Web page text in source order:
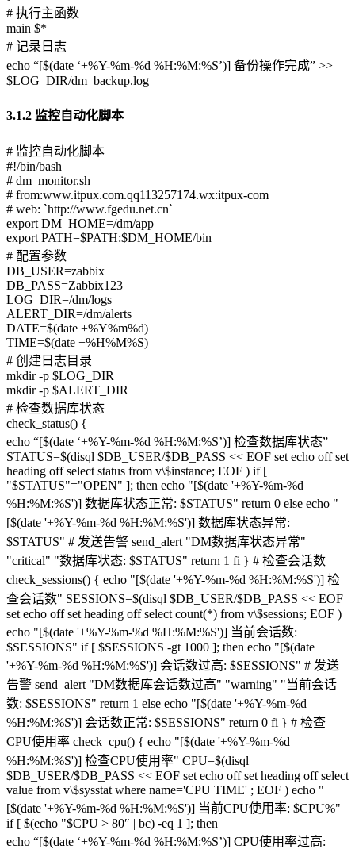
# 执行主函数
main $*
# 记录日志
echo “[$(date ‘+%Y-%m-%d %H:%M:%S’)] 备份操作完成” >>
$LOG_DIR/dm_backup.log
3.1.2 监控自动化脚本
# 监控自动化脚本
#!/bin/bash
# dm_monitor.sh
# from:www.itpux.com.qq113257174.wx:itpux-com
# web: `http://www.fgedu.net.cn`
export DM_HOME=/dm/app
export PATH=$PATH:$DM_HOME/bin
# 配置参数
DB_USER=zabbix
DB_PASS=Zabbix123
LOG_DIR=/dm/logs
ALERT_DIR=/dm/alerts
DATE=$(date +%Y%m%d)
TIME=$(date +%H%M%S)
# 创建日志目录
mkdir -p $LOG_DIR
mkdir -p $ALERT_DIR
# 检查数据库状态
check_status() {
echo “[$(date ‘+%Y-%m-%d %H:%M:%S’)] 检查数据库状态”
STATUS=$(disql $DB_USER/$DB_PASS << EOF set echo off set
heading off select status from v\$instance; EOF ) if [
"$STATUS"="OPEN" ]; then echo "[$(date '+%Y-%m-%d
%H:%M:%S')] 数据库状态正常: $STATUS" return 0 else echo "
[$(date '+%Y-%m-%d %H:%M:%S')] 数据库状态异常:
$STATUS" # 发送告警 send_alert "DM数据库状态异常"
"critical" "数据库状态: $STATUS" return 1 fi } # 检查会话数
check_sessions() { echo "[$(date '+%Y-%m-%d %H:%M:%S')] 检
查会话数" SESSIONS=$(disql $DB_USER/$DB_PASS << EOF
set echo off set heading off select count(*) from v\$sessions; EOF )
echo "[$(date '+%Y-%m-%d %H:%M:%S')] 当前会话数:
$SESSIONS" if [ $SESSIONS -gt 1000 ]; then echo "[$(date
'+%Y-%m-%d %H:%M:%S')] 会话数过高: $SESSIONS" # 发送
告警 send_alert "DM数据库会话数过高" "warning" "当前会话
数: $SESSIONS" return 1 else echo "[$(date '+%Y-%m-%d
%H:%M:%S')] 会话数正常: $SESSIONS" return 0 fi } # 检查
CPU使用率 check_cpu() { echo "[$(date '+%Y-%m-%d
%H:%M:%S')] 检查CPU使用率" CPU=$(disql
$DB_USER/$DB_PASS << EOF set echo off set heading off select
value from v\$sysstat where name='CPU TIME' ; EOF ) echo "
[$(date '+%Y-%m-%d %H:%M:%S')] 当前CPU使用率: $CPU%"
if [ $(echo "$CPU > 80″ | bc) -eq 1 ]; then
echo “[$(date ‘+%Y-%m-%d %H:%M:%S’)] CPU使用率过高: